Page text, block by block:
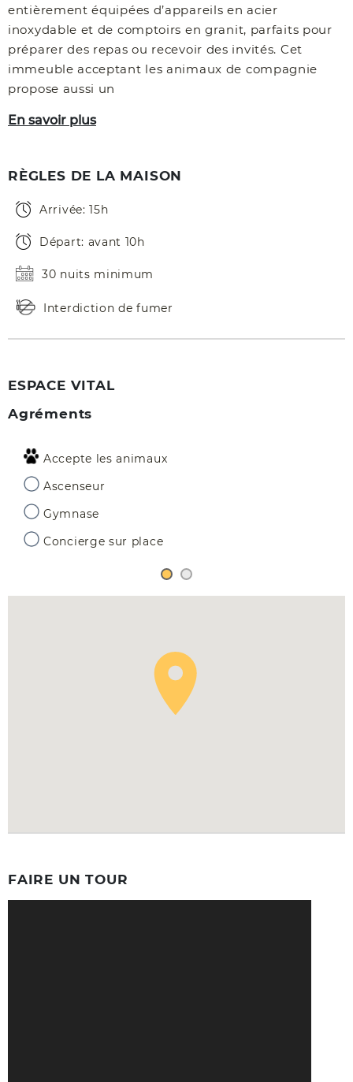
entièrement équipées d’appareils en acier
inoxydable et de comptoirs en granit, parfaits pour
préparer des repas ou recevoir des invités. Cet
immeuble acceptant les animaux de compagnie
propose aussi un
En savoir plus
RÈGLES DE LA MAISON
Arrivée: 15h
Départ: avant 10h
30 nuits minimum
Interdiction de fumer
ESPACE VITAL
Agréments
Accepte les animaux
Ascenseur
Gymnase
Concierge sur place
FAIRE UN TOUR